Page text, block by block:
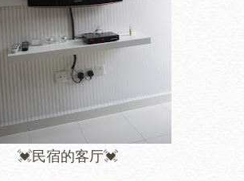
💓民宿的客厅💓